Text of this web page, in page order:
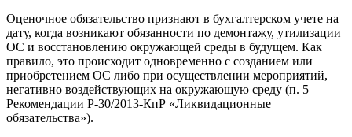
Оценочное обязательство признают в бухгалтерском учете на
дату, когда возникают обязанности по демонтажу, утилизации
ОС и восстановлению окружающей среды в будущем. Как
правило, это происходит одновременно с созданием или
приобретением ОС либо при осуществлении мероприятий,
негативно воздействующих на окружающую среду (п. 5
Рекомендации Р-30/2013-КпР «Ликвидационные
обязательства»).